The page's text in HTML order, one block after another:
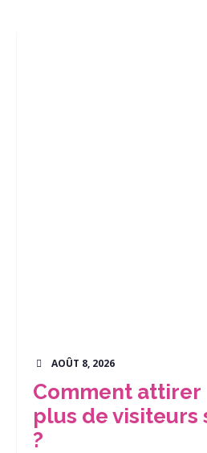
AOÛT 8, 2026
Comment attirer
plus de visiteurs
?